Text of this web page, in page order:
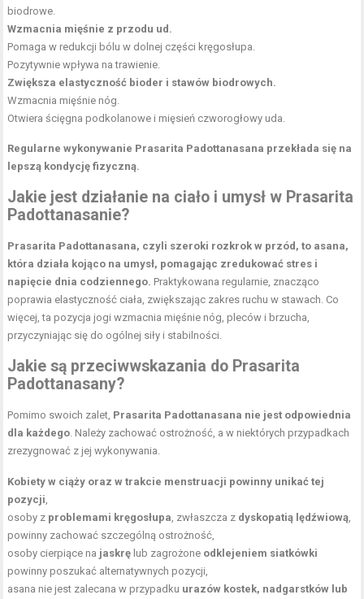
biodrowe.
Wzmacnia mięśnie z przodu ud.
Pomaga w redukcji bólu w dolnej części kręgosłupa.
Pozytywnie wpływa na trawienie.
Zwiększa elastyczność bioder i stawów biodrowych.
Wzmacnia mięśnie nóg.
Otwiera ścięgna podkolanowe i mięsień czworogłowy uda
Regularne wykonywanie Prasarita Padottanasana przekłada się na
lepszą kondycję fizyczną.
Jakie jest działanie na ciało i umysł w Prasarita
Padottanasanie?
Prasarita Padottanasana, czyli szeroki rozkrok w przód, to asana,
która działa kojąco na umysł, pomagając zredukować stres i
napięcie dnia codziennego. Praktykowana regularnie, znacząco
poprawia elastyczność ciała, zwiększając zakres ruchu w stawach. Co
więcej, ta pozycja jogi wzmacnia mięśnie nóg, pleców i brzucha,
przyczyniając się do ogólnej siły i stabilności.
Jakie są przeciwwskazania do Prasarita
Padottanasany?
Pomimo swoich zalet, Prasarita Padottanasana nie jest odpowiednia
dla każdego . Należy zachować ostrożność, a w niektórych przypadkach
zrezygnować z jej wykonywania.
Kobiety w ciąży oraz w trakcie menstruacji powinny unikać tej
pozycji
osoby z problemami kręgosłupa , zwłaszcza z dyskopatią lędźwiową
powinny zachować szczególną ostrożność,
osoby cierpiące na jaskrę lub zagrożone odklejeniem siatkówki
powinny poszukać alternatywnych pozycji,
asana nie jest zalecana w przypadku urazów kostek, nadgarstków lub